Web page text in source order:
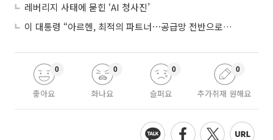
레버리지 사태에 묻힌 ‘AI 청사진’
이 대통령 “아르헨, 최적의 파트너⋯공급망 전반으로 확대”
좋아요
0
화나요
0
슬퍼요
0
추가취재 원해요
0